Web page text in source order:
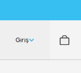
Giriş